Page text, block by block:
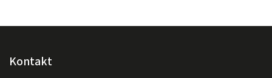
Kontakt